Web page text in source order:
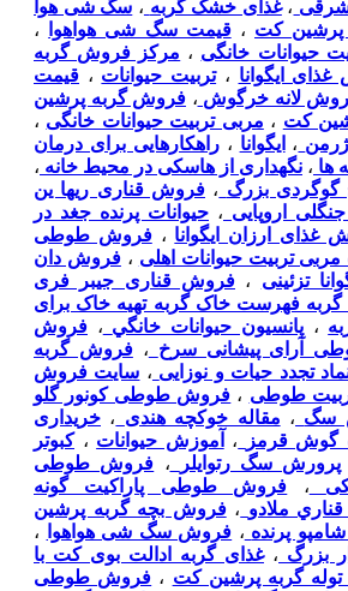
شرقی ،غذای خشک گربه ، سگ شی هوا
پرشین کت ،قیمت سگ شی هواهوا
،
حیوانات خانگی ، مرکز فروش گربه
ایگوانا ،تربیت حیوانات ، قیمت
لانه خرگوش ، فروش گربه پرشین
کت ، مربی تربیت حیوانات خانگی ،
، ایگوانا ،راهکارهایی برای درمان
ها ، نگهداری از هاسکی در محیط خانه ،
گوگردی بزرگ ، فروش قناری ریها ین
اروپایی ، حیوانات پرنده جغد در
غذای ارزان ایگوانا ،فروش طوطی
تربیت حیوانات اهلی ،فروش دان
تزئینی ، فروش قناری جیبر فری
گربه فهرست خاک گربه تهیه خاک برای
،پانسيون حيوانات خانگي ، فروش
آرای پیشانی سرخ ،فروش گربه
تجدد حیات و نوزایی ، سایت فروش
طوطی ، فروش طوطی کونور گلو
سگ ، مقاله خوکچه هندی ، خریداری
گوش قرمز
، آموزش حیوانات ،کبوتر
پرورش سگ رتوایلر ، فروش طوطی
، فروش طوطی پاراکیت گونه
ملادو ،فروش بچه گربه پرشین
پرنده ، فروش سگ شی هواهوا
،
بزرگ ،غذای گربه ادالت بوی کت با
گربه پرشین کت ، فروش طوطی